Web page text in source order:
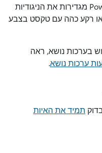
ערכות הנושא המוכללות ב- PowerPoint מגדירות את הניגודיות
רקע כהה עם טקסט בצבע
בערכות נושא, ראה
ערכות נושא.
תמיד את האיות